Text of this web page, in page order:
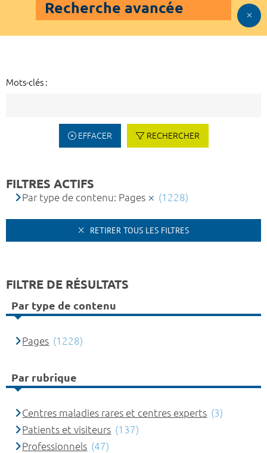
Recherche avancée
Mots-clés :
EFFACER RECHERCHER
FILTRES ACTIFS
Par type de contenu: Pages (1228)
RETIRER TOUS LES FILTRES
FILTRE DE RÉSULTATS
Par type de contenu
Pages (1228)
Par rubrique
Centres maladies rares et centres experts (3)
Patients et visiteurs (137)
Professionnels (47)